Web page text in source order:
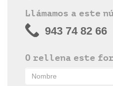
Llámamos a este
943 74 82 66
O rellena este